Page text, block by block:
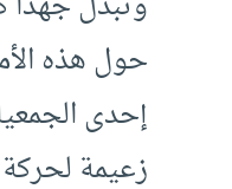
حول هذه
إحدى
زعيمة